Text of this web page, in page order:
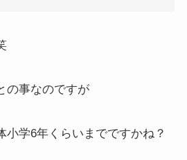
の事なのですが
小学6年くらいまでですかね？